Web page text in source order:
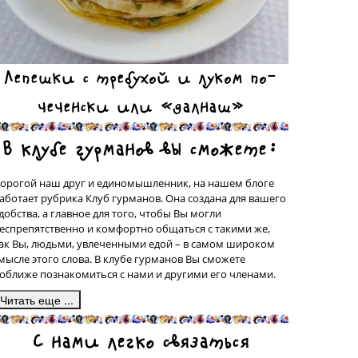
Лепешки с требухой и луком по-
чеченски или «далнаш»
В клубе гурманов вы сможете:
наш друг и единомышленник, на нашем блоге
рубрика Клуб гурманов. Она создана для вашего
а главное для того, чтобы Вы могли
и комфортно общаться с такими же,
Вы, людьми, увлеченными едой – в самом широком
этого слова. В клубе гурманов Вы сможете
познакомиться с нами и другими его членами.
в подрубрике «Сделано на моей кухне» у вас будет
прекрасная возможность поделиться со всеми рецептами
блюд, которые были сделаны вашими собственными
С нами легко связаться